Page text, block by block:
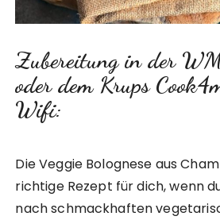
Zubereitung in der
oder dem Krups
Wifi:
Die Veggie Bolognese aus
richtige Rezept für dich, wenn
nach schmackhaften